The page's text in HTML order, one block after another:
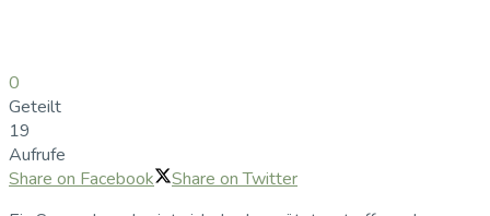
0
Geteilt
19
Aufrufe
Share on Facebook
Share on Twitter